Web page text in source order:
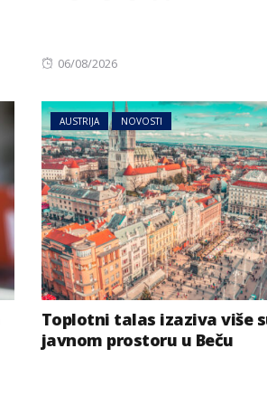
Posted
06/08/2026
AUSTRIJA NOVOSTI
Toplotni talas izaziva više
javnom prostoru u Beču